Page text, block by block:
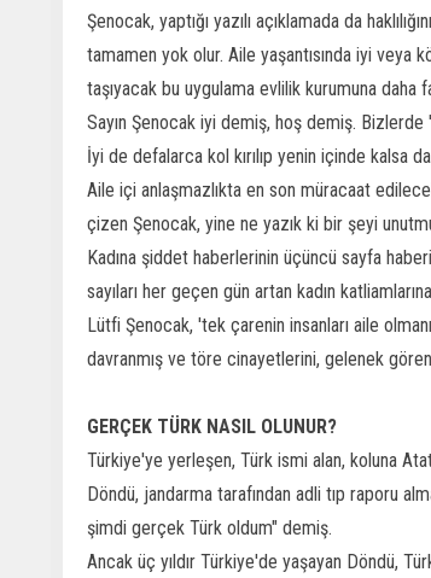
Şenocak, yaptığı yazılı açıklamada da
tamamen yok olur. Aile yaşantısında iyi veya
taşıyacak bu uygulama evlilik kurumuna daha
Sayın Şenocak iyi demiş, hoş demiş. Bizlerde
İyi de defalarca kol kırılıp yenin içinde kalsa
Aile içi anlaşmazlıkta en son müracaat
çizen Şenocak, yine ne yazık ki bir şeyi
Kadına şiddet haberlerinin üçüncü sayfa
sayıları her geçen gün artan kadın
Lütfi Şenocak, 'tek çarenin insanları aile
davranmış ve töre cinayetlerini, gelenek
GERÇEK TÜRK NASIL OLUNUR?
Türkiye'ye yerleşen, Türk ismi alan, koluna
Döndü, jandarma tarafından adli tıp raporu
şimdi gerçek Türk oldum" demiş.
Ancak üç yıldır Türkiye'de yaşayan Döndü,